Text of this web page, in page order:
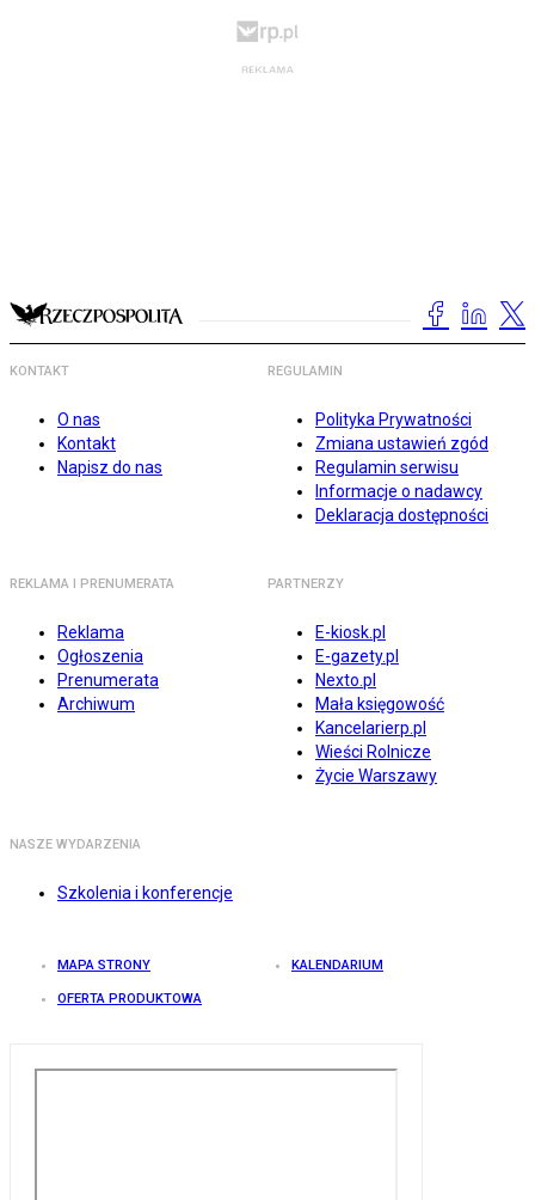
KONTAKT
O nas
Kontakt
Napisz do nas
REGULAMIN
Polityka Prywatności
Zmiana ustawień zgód
Regulamin serwisu
Informacje o nadawcy
Deklaracja dostępności
REKLAMA I PRENUMERATA
Reklama
Ogłoszenia
Prenumerata
Archiwum
PARTNERZY
E-kiosk.pl
E-gazety.pl
Nexto.pl
Mała księgowość
Kancelarierp.pl
Wieści Rolnicze
Życie Warszawy
NASZE WYDARZENIA
Szkolenia i konferencje
MAPA STRONY KALENDARIUM
OFERTA PRODUKTOWA